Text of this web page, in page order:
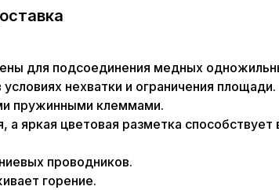
для подсоединения медных
нехватки и ограничения площади.
пружинными клеммами.
яркая цветовая разметка
проводников.
горение.